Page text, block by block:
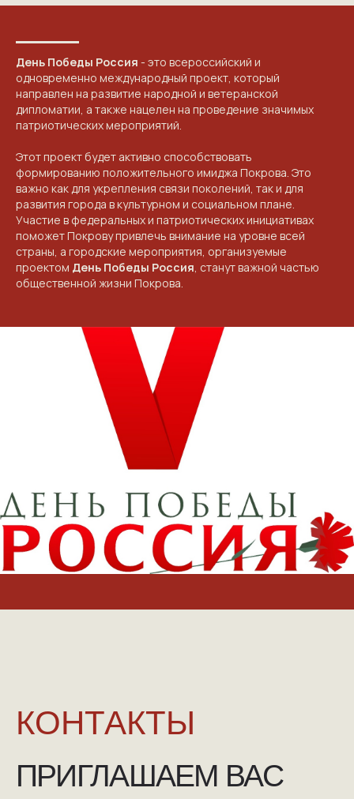
День Победы Россия - это всероссийский и
одновременно международный проект, который
направлен на развитие народной и ветеранской
дипломатии, а также нацелен на проведение значимых
патриотических мероприятий.
Этот проект будет активно способствовать
формированию положительного имиджа Покрова. Это
важно как для укрепления связи поколений, так и для
развития города в культурном и социальном плане.
Участие в федеральных и патриотических инициативах
поможет Покрову привлечь внимание на уровне всей
страны, а городские мероприятия, организуемые
проектом День Победы Россия, станут важной частью
общественной жизни Покрова.
NGKMOSCOW@YANDEX.RU
+7 (925) 007-33-07